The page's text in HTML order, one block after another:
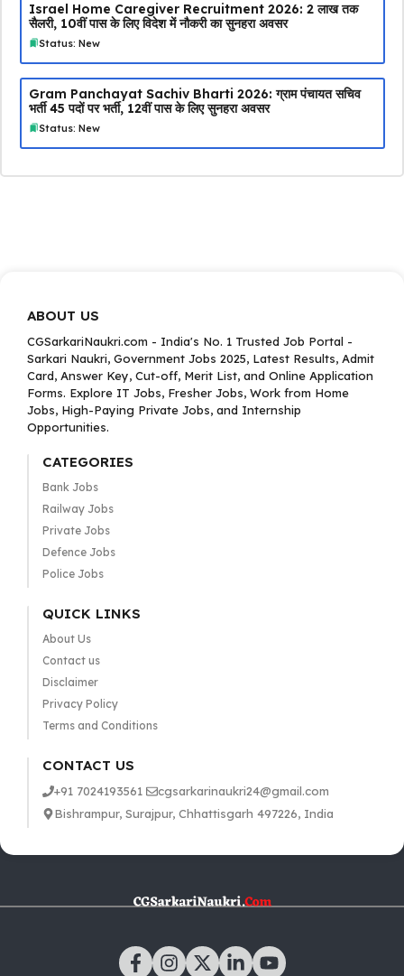
Israel Home Caregiver Recruitment 2026: ₹2 लाख तक
सैलरी, 10वीं पास के लिए विदेश में नौकरी का सुनहरा अवसर
Status: New
Gram Panchayat Sachiv Bharti 2026: ग्राम पंचायत सचिव
भर्ती 45 पदों पर भर्ती, 12वीं पास के लिए सुनहरा अवसर
Status: New
ABOUT US
CGSarkariNaukri.com - India's No. 1 Trusted Job Portal -
Sarkari Naukri, Government Jobs 2025, Latest Results, Admit
Card, Answer Key, Cut-off, Merit List, and Online Application
Forms. Explore IT Jobs, Fresher Jobs, Work from Home
Jobs, High-Paying Private Jobs, and Internship
Opportunities.
CATEGORIES
Bank Jobs
Railway Jobs
Private Jobs
Defence Jobs
Police Jobs
QUICK LINKS
About Us
Contact us
Disclaimer
Privacy Policy
Terms and Conditions
CONTACT US
+91 7024193561
cgsarkarinaukri24@gmail.com
Bishrampur, Surajpur, Chhattisgarh 497226, India